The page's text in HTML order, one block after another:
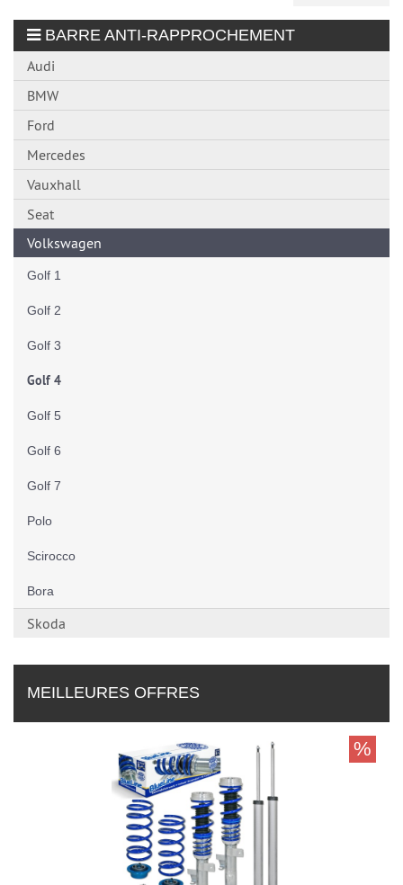
BARRE ANTI-RAPPROCHEMENT
Audi
BMW
Ford
Mercedes
Vauxhall
Seat
Volkswagen
Golf 1
Golf 2
Golf 3
Golf 4
Golf 5
Golf 6
Golf 7
Polo
Scirocco
Bora
Skoda
MEILLEURES OFFRES
%